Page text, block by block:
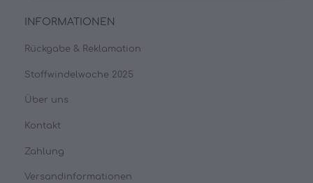
INFORMATIONEN
Rückgabe & Reklamation
Stoffwindelwoche 2025
Über uns
Kontakt
Zahlung
Versandinformationen